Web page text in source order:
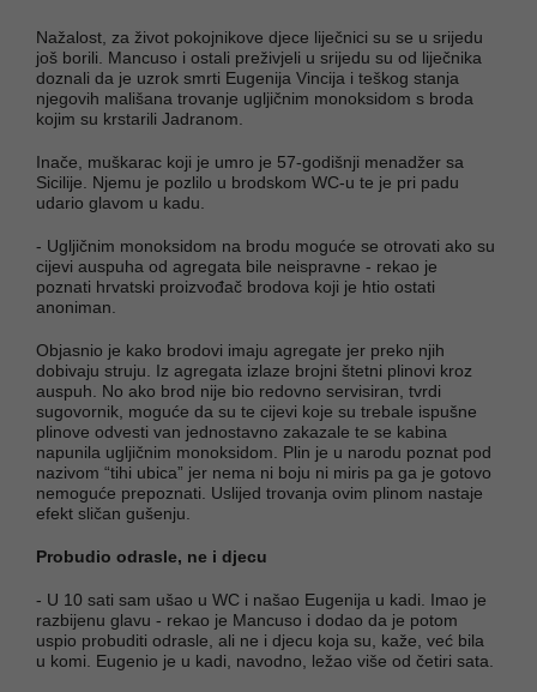
Nažalost, za život pokojnikove djece liječnici su se u srijedu
još borili. Mancuso i ostali preživjeli u srijedu su od liječnika
doznali da je uzrok smrti Eugenija Vincija i teškog stanja
njegovih mališana trovanje ugljičnim monoksidom s broda
kojim su krstarili Jadranom.
Inače, muškarac koji je umro je 57-godišnji menadžer sa
Sicilije. Njemu je pozlilo u brodskom WC-u te je pri padu
udario glavom u kadu.
- Ugljičnim monoksidom na brodu moguće se otrovati ako su
cijevi auspuha od agregata bile neispravne - rekao je
poznati hrvatski proizvođač brodova koji je htio ostati
anoniman.
Objasnio je kako brodovi imaju agregate jer preko njih
dobivaju struju. Iz agregata izlaze brojni štetni plinovi kroz
auspuh. No ako brod nije bio redovno servisiran, tvrdi
sugovornik, moguće da su te cijevi koje su trebale ispušne
plinove odvesti van jednostavno zakazale te se kabina
napunila ugljičnim monoksidom. Plin je u narodu poznat pod
nazivom “tihi ubica” jer nema ni boju ni miris pa ga je gotovo
nemoguće prepoznati. Uslijed trovanja ovim plinom nastaje
efekt sličan gušenju.
Probudio odrasle, ne i djecu
- U 10 sati sam ušao u WC i našao Eugenija u kadi. Imao je
razbijenu glavu - rekao je Mancuso i dodao da je potom
uspio probuditi odrasle, ali ne i djecu koja su, kaže, već bila
u komi. Eugenio je u kadi, navodno, ležao više od četiri sata.